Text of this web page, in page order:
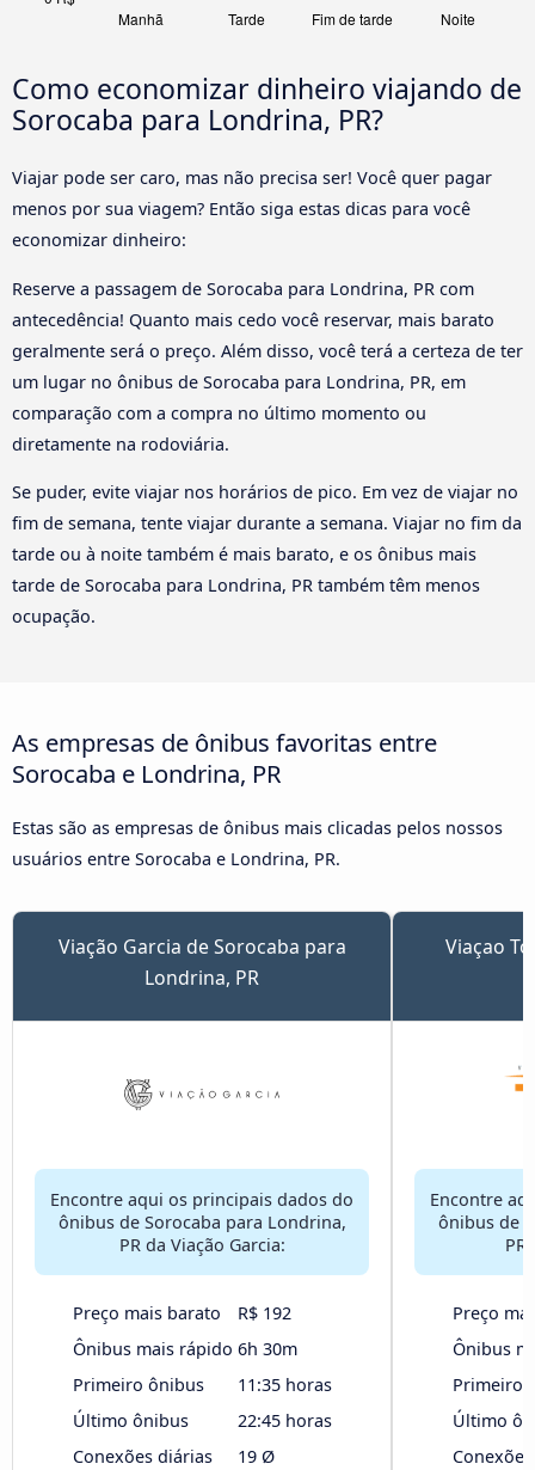
Como economizar dinheiro viajando de
Sorocaba para Londrina, PR?
Viajar pode ser caro, mas não precisa ser! Você quer pagar
menos por sua viagem? Então siga estas dicas para você
economizar dinheiro:
Reserve a passagem de Sorocaba para Londrina, PR com
antecedência! Quanto mais cedo você reservar, mais barato
geralmente será o preço. Além disso, você terá a certeza de ter
um lugar no ônibus de Sorocaba para Londrina, PR, em
comparação com a compra no último momento ou
diretamente na rodoviária.
Se puder, evite viajar nos horários de pico. Em vez de viajar no
fim de semana, tente viajar durante a semana. Viajar no fim da
tarde ou à noite também é mais barato, e os ônibus mais
tarde de Sorocaba para Londrina, PR também têm menos
ocupação.
As empresas de ônibus favoritas entre
Sorocaba e Londrina, PR
Estas são as empresas de ônibus mais clicadas pelos nossos
usuários entre Sorocaba e Londrina, PR.
Viação Garcia de Sorocaba para
Londrina, PR
Encontre aqui os principais dados do
ônibus de Sorocaba para Londrina,
PR da Viação Garcia:
Preço mais barato
R$ 192
Ônibus mais rápido 6h 30m
Primeiro ônibus
11:35 horas
Último ônibus
22:45 horas
Conexões diárias
19 Ø
Viaçao
Encontre
ônibus de
PR
Preço
Ônibus
Primeiro
Último